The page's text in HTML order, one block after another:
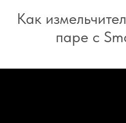
Как
паре с